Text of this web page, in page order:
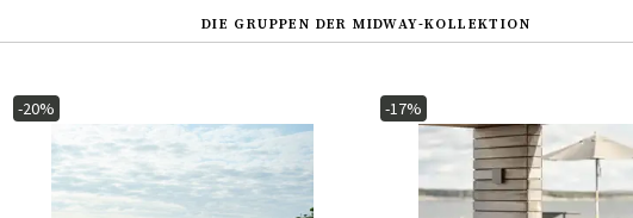
DIE GRUPPEN DER MIDWAY-KOLLEKTION
-20% -17%